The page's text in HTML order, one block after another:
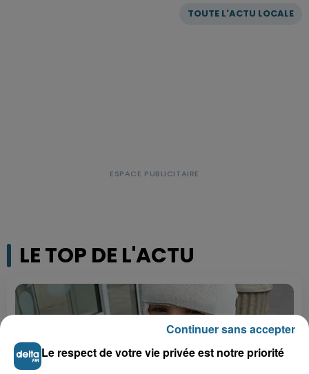
TOUTE L'ACTU LOCALE
LE TOP DE L'ACTU
Le respect de votre vie privée est notre priorité
Continuer sans accepter